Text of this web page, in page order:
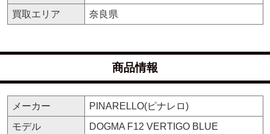
買取エリア
奈良県
商品情報
メーカー
PINARELLO(ピナレロ)
モデル
DOGMA F12 VERTIGO BLUE